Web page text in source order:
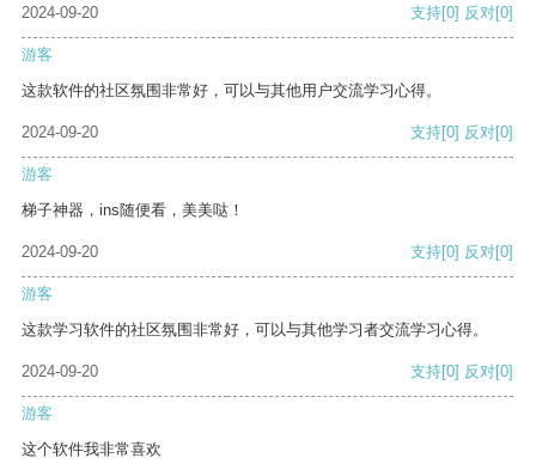
2024-09-20 支持[0] 反对[0]
游客
这款软件的社区氛围非常好，可以与其他用户交流学习心得。
2024-09-20 支持[0] 反对[0]
游客
梯子神器，ins随便看，美美哒！
2024-09-20 支持[0] 反对[0]
游客
这款学习软件的社区氛围非常好，可以与其他学习者交流学习心得。
2024-09-20 支持[0] 反对[0]
游客
这个软件我非常喜欢